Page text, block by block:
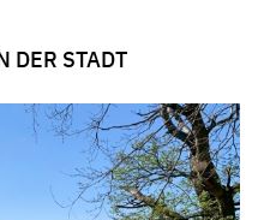
DER STADT